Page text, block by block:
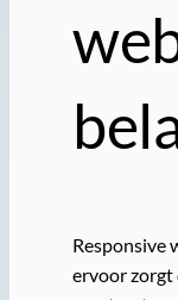
Responsive
ervoor zorgt